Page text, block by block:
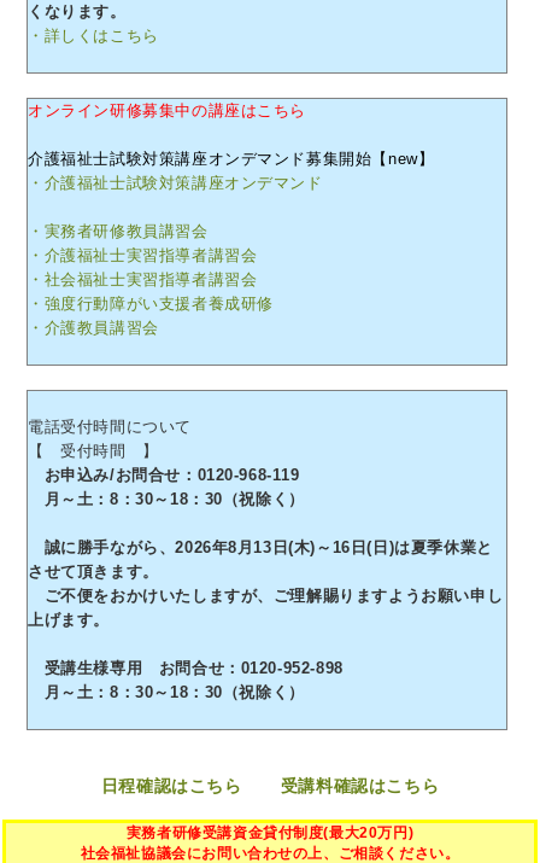
くなります。
・詳しくはこちら
オンライン研修募集中の講座はこちら
介護福祉士試験対策講座オンデマンド募集開始【new】
・介護福祉士試験対策講座オンデマンド
・実務者研修教員講習会
・介護福祉士実習指導者講習会
・社会福祉士実習指導者講習会
・強度行動障がい支援者養成研修
・介護教員講習会
電話受付時間について
【 受付時間 】
お申込み/お問合せ：0120-968-119
月～土：8：30～18：30（祝除く）
誠に勝手ながら、2026年8月13日(木)～16日(日)は夏季休業と
させて頂きます。
ご不便をおかけいたしますが、ご理解賜りますようお願い申し
上げます。
受講生様専用 お問合せ：0120-952-898
月～土：8：30～18：30（祝除く）
日程確認はこちら 受講料確認はこちら
実務者研修受講資金貸付制度(最大20万円)
社会福祉協議会にお問い合わせの上、ご相談ください。